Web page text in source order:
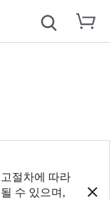
절차에 따라
수 있으며,